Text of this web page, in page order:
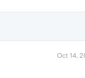
Oct 14,